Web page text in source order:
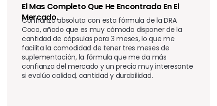
El Mas Completo Que He Encontrado En El
Mercado.
Confianza absoluta con esta fórmula de la DRA
Coco, añado que es muy cómodo disponer de la
cantidad de cápsulas para 3 meses, lo que me
facilita la comodidad de tener tres meses de
suplementación, la fórmula que me da más
confianza del mercado y un precio muy interesante
si evalúo calidad, cantidad y durabilidad.